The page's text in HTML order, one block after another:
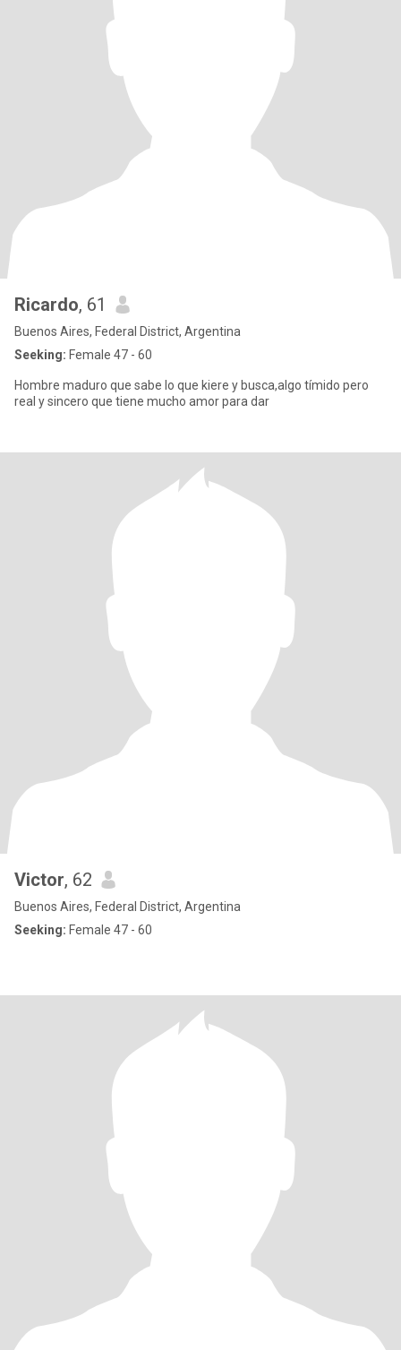
Ricardo, 61
Buenos Aires, Federal District, Argentina
Seeking: Female 47 - 60
Hombre maduro que sabe lo que kiere y busca,algo tímido pero
real y sincero que tiene mucho amor para dar
Victor, 62
Buenos Aires, Federal District, Argentina
Seeking: Female 47 - 60